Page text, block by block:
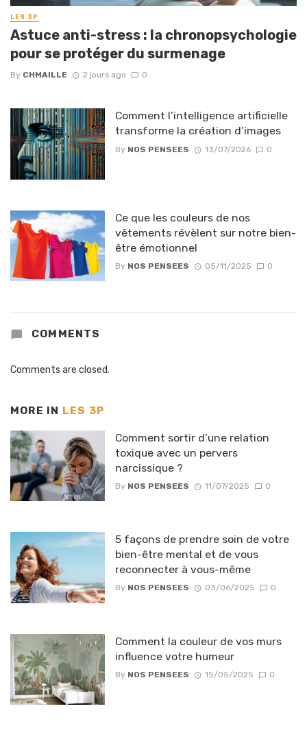
LES 3P
Astuce anti-stress : la chronopsychologie
pour se protéger du surmenage
By CHMAILLE 2 jours ago 0
Comment l’intelligence artificielle
transforme la création d’images
By NOS PENSEES 13/07/2026 0
Ce que les couleurs de nos
vêtements révèlent sur notre bien-
être émotionnel
By NOS PENSEES 05/11/2025 0
COMMENTS
Comments are closed.
MORE IN LES 3P
Comment sortir d’une relation
toxique avec un pervers
narcissique ?
By NOS PENSEES 11/07/2025 0
5 façons de prendre soin de votre
bien-être mental et de vous
reconnecter à vous-même
By NOS PENSEES 03/06/2025 0
Comment la couleur de vos murs
influence votre humeur
By NOS PENSEES 15/05/2025 0